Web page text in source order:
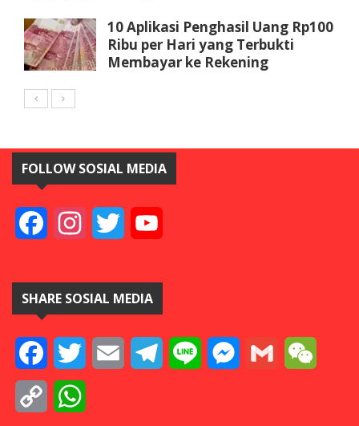
10 Aplikasi Penghasil Uang Rp100
Ribu per Hari yang Terbukti
Membayar ke Rekening
FOLLOW SOSIAL MEDIA
FacebookInstagramTwitter
SHARE SOSIAL MEDIA
FacebookTwitter Email TelegramLine Messenger
Gmail
Copy